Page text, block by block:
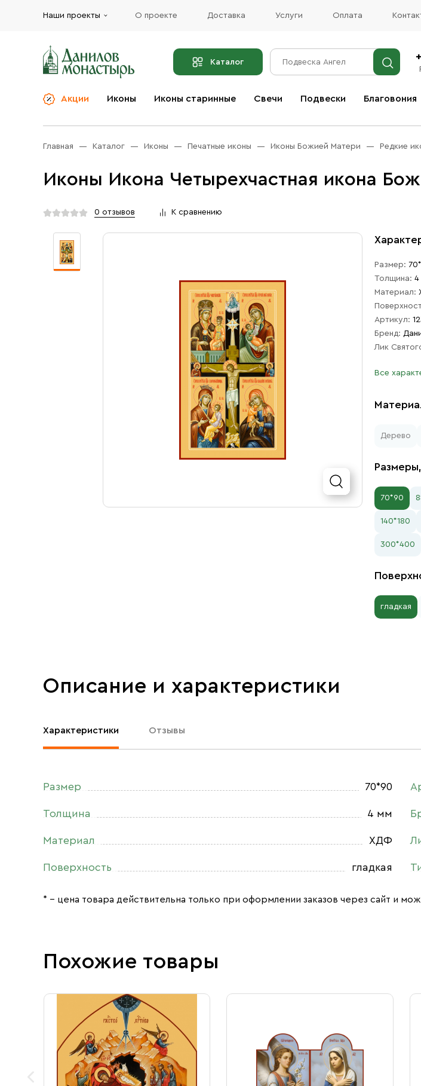
Наши проекты О проекте Доставка Услуги Оплата
Каталог
Акции Иконы Иконы старинные Свечи Подвески Благовония
Церковная утварь
Иконы
Бренды
Услуги
Главная Каталог Иконы Печатные иконы Иконы Божией Матери Редкие
Иконы Икона Четырехчастная икона
0 отзывов К сравнению
Размер:
Толщина: 4
Материал:
Артикул:
Бренд:
Лик
Все
Дерево
70*90
140*180
300*400
гладкая
Описание и характеристики
Характеристики Отзывы
Размер 70*90
Толщина 4 мм
Материал ХДФ
Поверхность гладкая
* – цена товара действительна только при оформлении заказов через сайт и
Похожие товары